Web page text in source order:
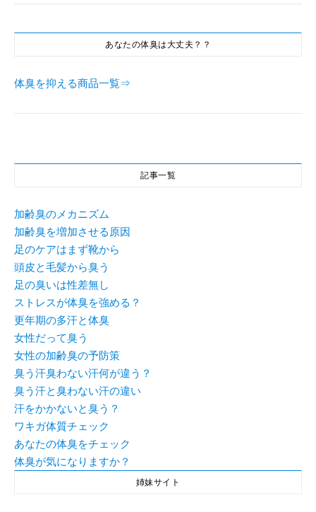
あなたの体臭は大丈夫？？
体臭を抑える商品一覧⇒
記事一覧
加齢臭のメカニズム
加齢臭を増加させる原因
足のケアはまず靴から
頭皮と毛髪から臭う
足の臭いは性差無し
ストレスが体臭を強める？
更年期の多汗と体臭
女性だって臭う
女性の加齢臭の予防策
臭う汗臭わない汗何が違う？
臭う汗と臭わない汗の違い
汗をかかないと臭う？
ワキガ体質チェック
あなたの体臭をチェック
体臭が気になりますか？
姉妹サイト